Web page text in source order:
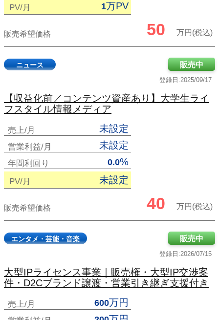
PV/月 1万PV
販売希望価格 50 万円(税込)
ニュース
登録日:2025/09/17
販売中
【収益化前／コンテンツ資産あり】大学生ライ
フスタイル情報メディア
売上/月 未設定
営業利益/月 未設定
年間利回り 0.0%
PV/月 未設定
販売希望価格 40 万円(税込)
エンタメ・芸能・音楽
登録日:2026/07/15
販売中
大型IPライセンス事業｜販売権・大型IP交渉案
件・D2Cブランド譲渡・営業引き継ぎ支援付き
売上/月 600万円